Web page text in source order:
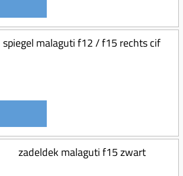
spiegel malaguti f12 / f15 rechts cif
zadeldek malaguti f15 zwart